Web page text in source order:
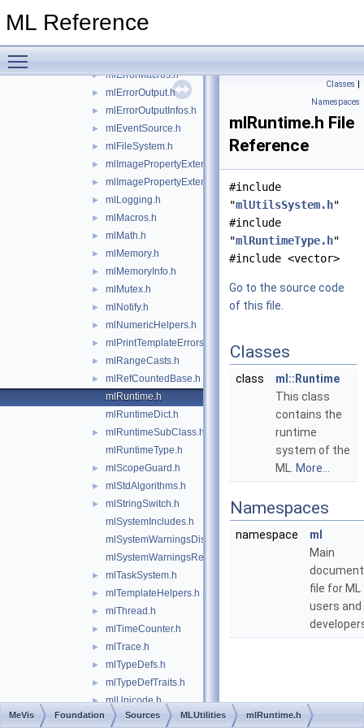
ML Reference
► mlCPUInfo.h
► mlErrorMacros.h
► mlErrorOutput.h
► mlErrorOutputInfos.h
► mlEventSource.h
► mlFileSystem.h
► mlImagePropertyExtension.h
► mlImagePropertyExtensionContainer.h
► mlLogging.h
► mlMacros.h
► mlMath.h
► mlMemory.h
► mlMemoryInfo.h
► mlMutex.h
► mlNotify.h
► mlNumericHelpers.h
► mlPrintTemplateErrors.h
► mlRangeCasts.h
►
mlRefCountedBase.h
mlRuntime.h
mlRuntimeDict.h
►
mlRuntimeSubClass.h
mlRuntimeType.h
► mlScopeGuard.h
► mlStdAlgorithms.h
►
mlStringSwitch.h
mlSystemIncludes.h
mlSystemWarningsDisable.h
mlSystemWarningsRestore.h
► mlTaskSystem.h
► mlTemplateHelpers.h
► mlThread.h
► mlTimeCounter.h
► mlTrace.h
► mlTypeDefs.h
► mlTypeDefTraits.h
► mlUnicode.h
► mlUnicodeCodePoints.h
Classes |
Namespaces
mlRuntime.h File
Reference
#include
"mlUtilsSystem.h"
#include
"mlRuntimeType.h"
#include <vector>
Go to the source code
of this file.
Classes
class
ml::Runtime
This class
contains the
runtime
system of the
ML. More...
Namespaces
namespace
ml
Main
file for ML
users and
MeVis Foundation Sources MLUtilities mlRuntime.h